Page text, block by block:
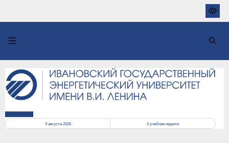
основному
9 августа 2026
2учебная неделя